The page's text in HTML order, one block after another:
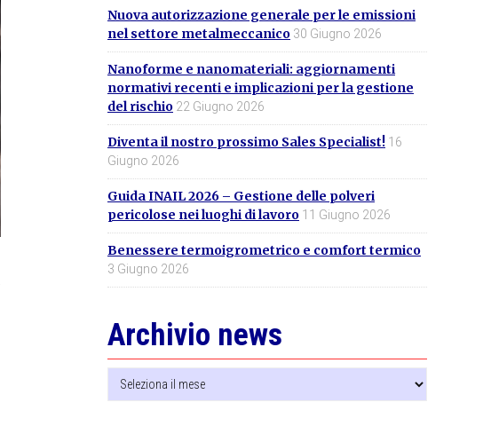
Nuova autorizzazione generale per le emissioni
nel settore metalmeccanico 30 Giugno 2026
Nanoforme e nanomateriali: aggiornamenti
normativi recenti e implicazioni per la gestione
del rischio 22 Giugno 2026
Diventa il nostro prossimo Sales Specialist! 16
Giugno 2026
Guida INAIL 2026 – Gestione delle polveri
pericolose nei luoghi di lavoro 11 Giugno 2026
Benessere termoigrometrico e comfort termico
3 Giugno 2026
Archivio news
Archivio
news